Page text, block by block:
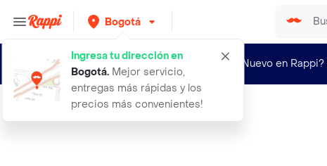
Bogotá
Ingresa tu dirección en
Bogotá. Mejor servicio,
entregas más rápidas y los
precios más convenientes!
¿Nuevo en Rappi?
aceite de canime